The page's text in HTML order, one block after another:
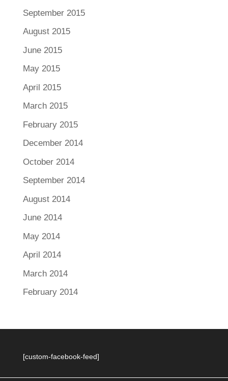
September 2015
August 2015
June 2015
May 2015
April 2015
March 2015
February 2015
December 2014
October 2014
September 2014
August 2014
June 2014
May 2014
April 2014
March 2014
February 2014
[custom-facebook-feed]